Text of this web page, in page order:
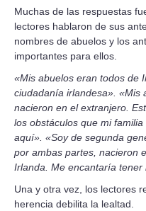
Muchas de las respuestas
lectores hablaron de sus
nombres de abuelos y los
importantes para ellos.
«Mis abuelos eran todos de
ciudadanía irlandesa». «Mis
nacieron en el extranjero.
los obstáculos que mi
aquí». «Soy de segunda
por ambas partes, nacieron
Irlanda. Me encantaría tener
Una y otra vez, los lectores
herencia debilita la lealtad.